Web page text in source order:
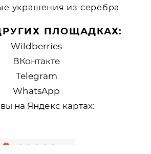
украшения из серебра
ПЛОЩАДКАХ:
Wildberries
ВКонтакте
Telegram
WhatsApp
на Яндекс картах: